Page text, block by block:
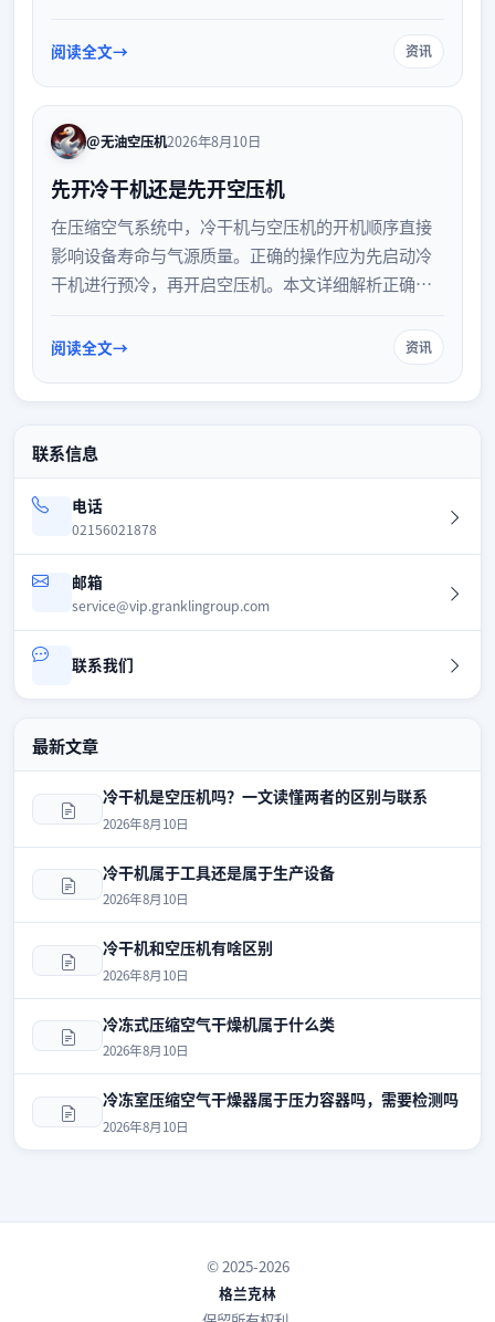
空压机需满足无油、无菌等特殊标准，以保障气体质
阅读全文 资讯
@无油空压机2026年8月10日
先开冷干机还是先开空压机
在压缩空气系统中，冷干机与空压机的开机顺序直接
影响设备寿命与气源质量。正确的操作应为先启动冷
干机进行预冷，再开启空压机。本文详细解析正确的
确保压缩空气干燥效果与系统稳定运行。
阅读全文 资讯
联系信息
电话
02156021878
邮箱
service@vip.granklingroup.com
联系我们
最新文章
冷干机是空压机吗？一文读懂两者的区别与联系
2026年8月10日
冷干机属于工具还是属于生产设备
2026年8月10日
冷干机和空压机有啥区别
2026年8月10日
冷冻式压缩空气干燥机属于什么类
2026年8月10日
冷冻室压缩空气干燥器属于压力容器吗，需要检测吗
2026年8月10日
© 2025-2026
格兰克林